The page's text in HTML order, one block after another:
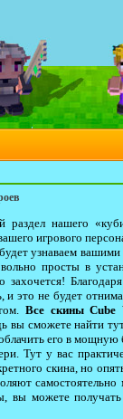
раздел нашего
игрового
узнаваем
просты в
захочется!
и это не будет
Все скины Cube
вы сможете найти
его в
Тут у вас
скина, но
вы можете